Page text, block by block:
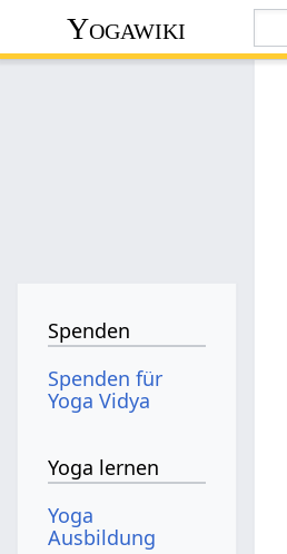
Yogawiki
Spenden
Spenden für
Yoga Vidya
Yoga lernen
Yoga
Ausbildung